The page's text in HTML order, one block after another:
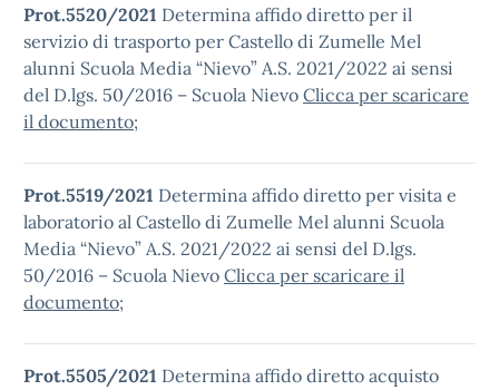
Prot.5520/2021 Determina affido diretto per il
servizio di trasporto per Castello di Zumelle Mel
alunni Scuola Media “Nievo” A.S. 2021/2022 ai sensi
del D.lgs. 50/2016 – Scuola Nievo Clicca per scaricare
il documento;
Prot.5519/2021 Determina affido diretto per visita e
laboratorio al Castello di Zumelle Mel alunni Scuola
Media “Nievo” A.S. 2021/2022 ai sensi del D.lgs.
50/2016 – Scuola Nievo Clicca per scaricare il
documento;
Prot.5505/2021 Determina affido diretto acquisto